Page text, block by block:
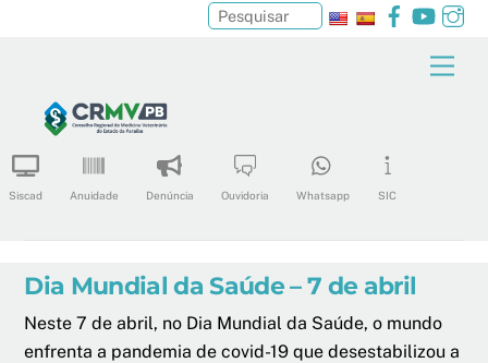
content
Facebook
Siscad Anuidade Denúncia Ouvidoria Whatsapp SIC
Pesquisar
Dia Mundial da Saúde – 7 de abril
Neste 7 de abril, no Dia Mundial da Saúde, o mundo
enfrenta a pandemia de covid-19 que desestabilizou a